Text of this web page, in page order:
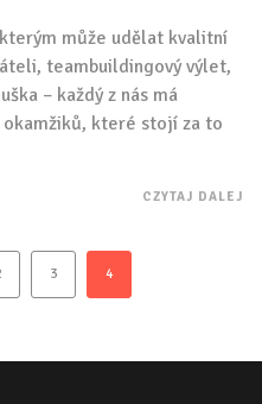
může udělat kvalitní
teambuildingový výlet,
– každý z nás má
okamžiků, které stojí za to
CZYTAJ DALEJ
3 4